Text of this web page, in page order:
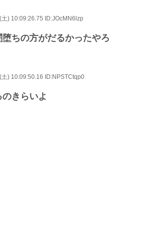
) 10:09:26.75 ID:JOcMN6lzp
ちの方がだるかったやろ
) 10:09:50.16 ID:NPSTCtqp0
きらいよ